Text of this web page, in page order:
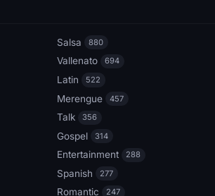
Salsa 880
Vallenato 694
Latin 522
Merengue 457
Talk 356
Gospel 314
Entertainment 288
Spanish 277
Romantic 247